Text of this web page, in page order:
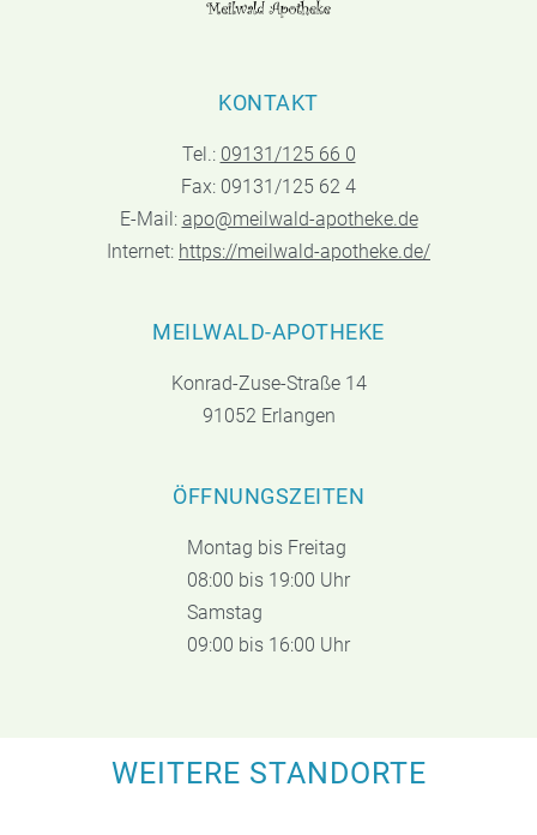
KONTAKT
Tel.: 09131/125 66 0
Fax: 09131/125 62 4
E-Mail: apo@meilwald-apotheke.de
Internet: https://meilwald-apotheke.de/
MEILWALD-APOTHEKE
Konrad-Zuse-Straße 14
91052 Erlangen
ÖFFNUNGSZEITEN
Montag bis Freitag
08:00 bis 19:00 Uhr
Samstag
09:00 bis 16:00 Uhr
WEITERE STANDORTE